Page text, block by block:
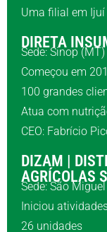
Uma filial em Ijuí
DIRETA
Sede: Sinop (MT)
Começou em
100 grandes
Atua com
CEO: Fabrício
DIZAM |
AGRÍCOLAS
Sede: São
Iniciou
26 unidades